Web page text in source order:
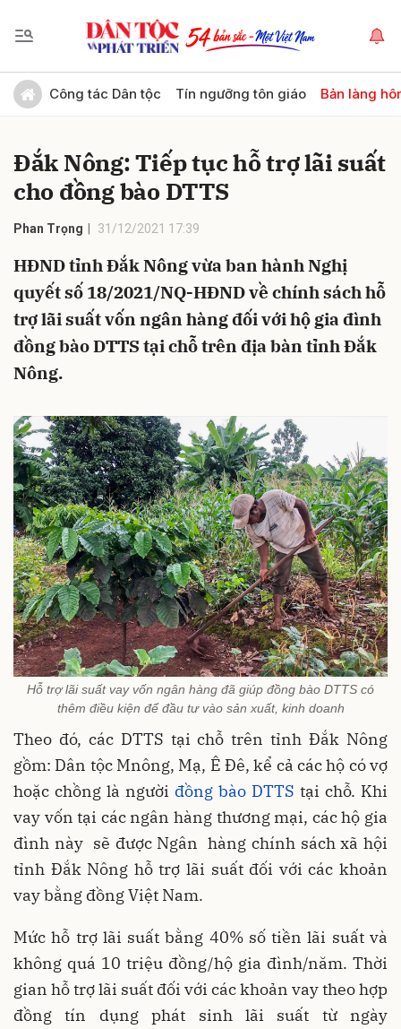
Công tác Dân tộc Tín ngưỡng tôn giáo Bản làng
Đắk Nông: Tiếp tục hỗ trợ lãi suất
cho đồng bào DTTS
Phan Trọng 31/12/2021 17:39
HĐND tỉnh Đắk Nông vừa ban hành Nghị
quyết số 18/2021/NQ-HĐND về chính sách hỗ
trợ lãi suất vốn ngân hàng đối với hộ gia đình
đồng bào DTTS tại chỗ trên địa bàn tỉnh Đắk
Nông.
Hỗ trợ lãi suất vay vốn ngân hàng đã giúp đồng bào DTTS có
thêm điều kiện để đầu tư vào sản xuất, kinh doanh
Theo đó, các DTTS tại chỗ trên tỉnh Đắk Nông
gồm: Dân tộc Mnông, Mạ, Ê Đê, kể cả các hộ có vợ
hoặc chồng là người đồng bào DTTS tại chỗ. Khi
vay vốn tại các ngân hàng thương mại, các hộ gia
đình này sẽ được Ngân hàng chính sách xã hội
tỉnh Đắk Nông hỗ trợ lãi suất đối với các khoản
vay bằng đồng Việt Nam.
Mức hỗ trợ lãi suất bằng 40% số tiền lãi suất và
không quá 10 triệu đồng/hộ gia đình/năm. Thời
gian hỗ trợ lãi suất đối với các khoản vay theo hợp
đồng tín dụng phát sinh lãi suất từ ngày
Gửi bình luận
Hủy Gửi